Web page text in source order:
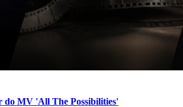
do MV 'All The Possibilities'